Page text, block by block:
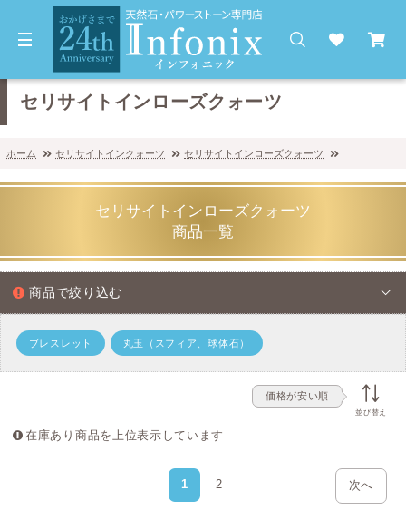
セリサイトインローズクォーツ
ホーム セリサイトインクォーツ セリサイトインローズクォーツ
セリサイトインローズクォーツ
商品一覧
商品で絞り込む
ブレスレット 丸玉（スフィア、球体石）
価格が安い順
並び替え
在庫あり商品を上位表示しています
1 2 次へ